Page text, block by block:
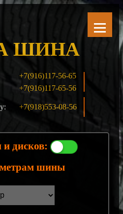
+7(916)117-56-65
+7(916)117-65-56
+7(918)553-08-56
ШИНА
дисков:
шины